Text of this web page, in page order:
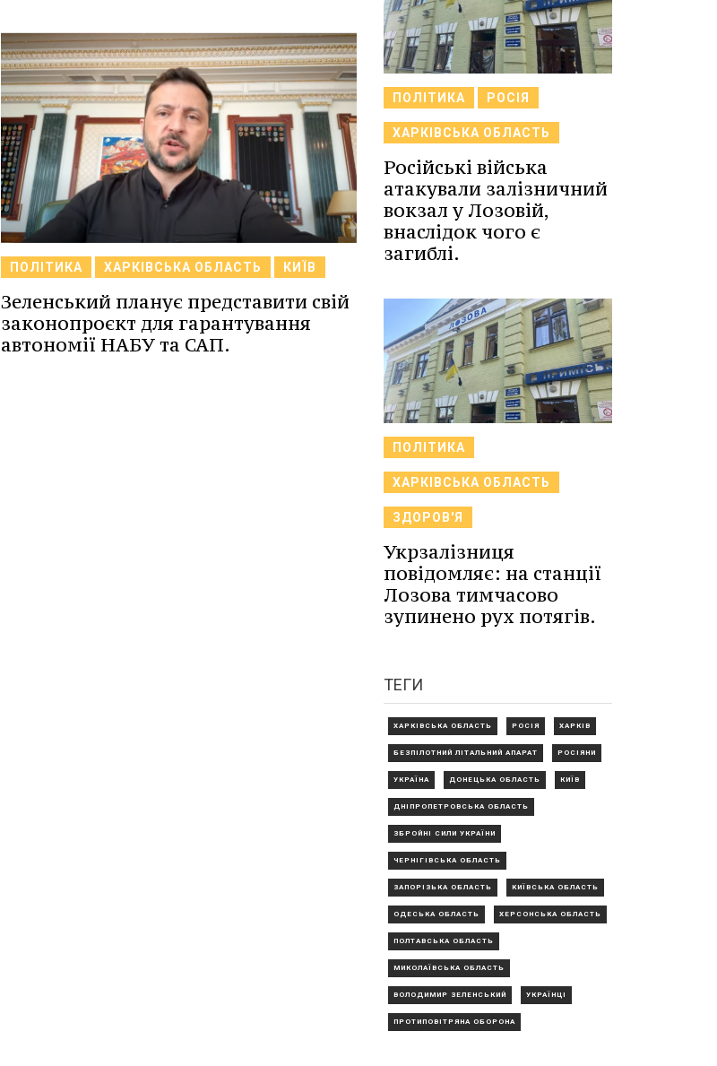
ПОЛІТИКА ХАРКІВСЬКА ОБЛАСТЬ КИЇВ
Зеленський планує представити свій
законопроєкт для гарантування
автономії НАБУ та САП.
ПОЛІТИКА РОСІЯ
ХАРКІВСЬКА ОБЛАСТЬ
Російські війська
атакували залізничний
вокзал у Лозовій,
внаслідок чого є
загиблі.
ПОЛІТИКА
ХАРКІВСЬКА ОБЛАСТЬ
ЗДОРОВ'Я
Укрзалізниця
повідомляє: на станції
Лозова тимчасово
зупинено рух потягів.
ТЕГИ
ХАРКІВСЬКА ОБЛАСТЬ РОСІЯ ХАРКІВ
БЕЗПІЛОТНИЙ ЛІТАЛЬНИЙ АПАРАТ РОСІЯНИ
УКРАЇНА ДОНЕЦЬКА ОБЛАСТЬ КИЇВ
ДНІПРОПЕТРОВСЬКА ОБЛАСТЬ
ЗБРОЙНІ СИЛИ УКРАЇНИ
ЧЕРНІГІВСЬКА ОБЛАСТЬ
ЗАПОРІЗЬКА ОБЛАСТЬ КИЇВСЬКА ОБЛАСТЬ
ОДЕСЬКА ОБЛАСТЬ ХЕРСОНСЬКА ОБЛАСТЬ
ПОЛТАВСЬКА ОБЛАСТЬ
МИКОЛАЇВСЬКА ОБЛАСТЬ
ВОЛОДИМИР ЗЕЛЕНСЬКИЙ УКРАЇНЦІ
ПРОТИПОВІТРЯНА ОБОРОНА